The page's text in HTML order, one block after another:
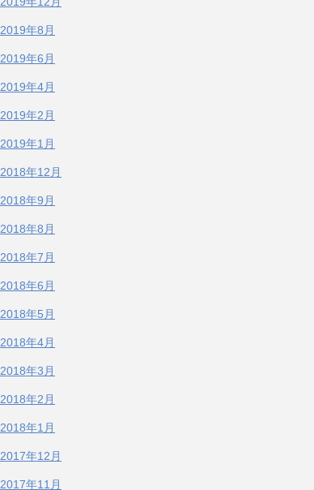
2019年8月
2019年6月
2019年4月
2019年2月
2019年1月
2018年12月
2018年9月
2018年8月
2018年7月
2018年6月
2018年5月
2018年4月
2018年3月
2018年2月
2018年1月
2017年12月
2017年11月